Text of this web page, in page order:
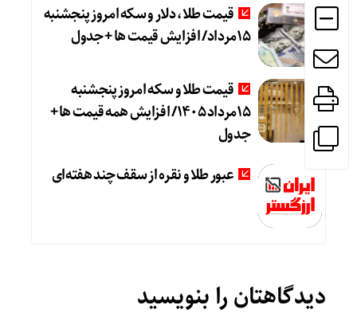
قیمت طلا، دلار و سکه امروز پنجشنبه
15مرداد/ افزایش قیمت ها + جدول
قیمت طلا و سکه امروز پنجشنبه
15مرداد 1405/ افزایش همه قیمت ها +
جدول
عبور طلا و نقره از سقف چند هفته‌ای
دیدگاهتان را بنویسید